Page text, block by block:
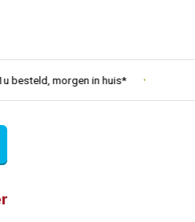
morgen in huis* 30 dagen